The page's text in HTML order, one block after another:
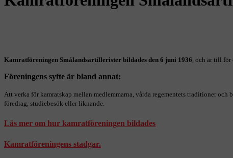
Kamratföreningen Smålandsartillerister bildades den 6 juni 1936, och är till för
Föreningens syfte är bland annat:
Att verka för kamratskap mellan medlemmarna, vårda regementets traditioner
föredrag, studiebesök eller liknande.
Läs mer om hur kamratföreningen bildades
Kamratföreningens stadgar.